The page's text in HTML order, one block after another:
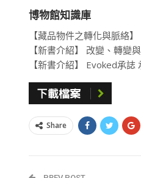
博物館知識庫
【藏品物件之轉化與脈絡
【新書介紹】 改變、轉
【新書介紹】 Evoked承誌
Share